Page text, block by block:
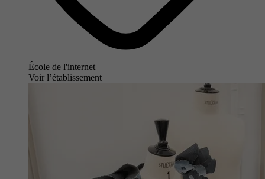
École de l'internet
Voir l’établissement